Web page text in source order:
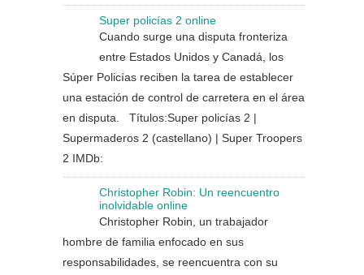
Super policías 2 online
Cuando surge una disputa fronteriza
entre Estados Unidos y Canadá, los
Súper Policías reciben la tarea de establecer
una estación de control de carretera en el área
en disputa. Títulos:Super policías 2 |
Supermaderos 2 (castellano) | Super Troopers
2 IMDb:
Christopher Robin: Un reencuentro
inolvidable online
Christopher Robin, un trabajador
hombre de familia enfocado en sus
responsabilidades, se reencuentra con su